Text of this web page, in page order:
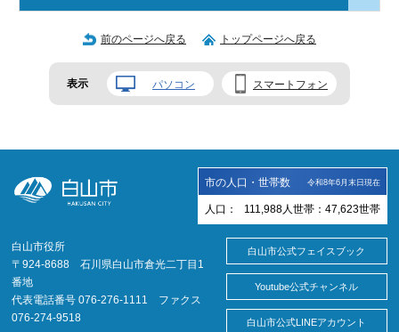
前のページへ戻る トップページへ戻る
表示 パソコン スマートフォン
市の人口・世帯数 令和8年6月末日現在
人口： 111,988 人 世帯： 47,623世帯
白山市役所
〒924-8688 石川県白山市倉光二丁目1
番地
代表電話番号 076-276-1111 ファクス
076-274-9518
白山市公式フェイスブック
Youtube公式チャンネル
白山市公式LINEアカウント